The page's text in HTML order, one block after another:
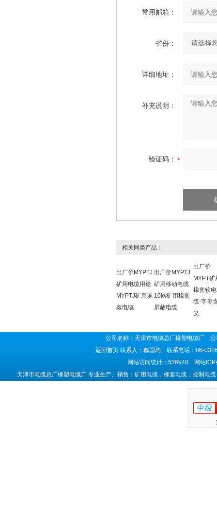
常用邮箱：
省份：
详细地址：
补充说明：
验证码：
相关同类产品：
出厂价MYPTJ
矿用电缆用途
MYPTJ矿用屏
蔽电缆
出厂价MYPTJ
矿用移动电缆
10kv矿用橡套
屏蔽电缆
出厂价
MYPT矿
橡套软电
缆-字母
义
公司名称：天津市电缆总厂橡塑电缆厂
返回首页联系人：郝国均 联系电话：86-
网站访问统计：536948 网站ICP
天津市电缆总厂橡塑电缆厂 专业生产、销售：矿用电缆，橡套电缆，控制电